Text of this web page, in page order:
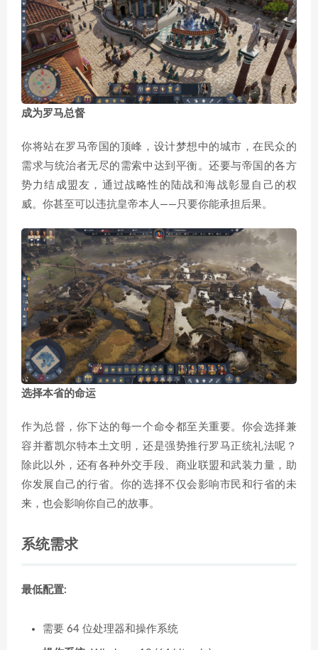
成为罗马总督
你将站在罗马帝国的顶峰，设计梦想中的城市，在民众的
需求与统治者无尽的需索中达到平衡。还要与帝国的各方
势力结成盟友，通过战略性的陆战和海战彰显自己的权
威。你甚至可以违抗皇帝本人——只要你能承担后果。
选择本省的命运
作为总督，你下达的每一个命令都至关重要。你会选择兼
容并蓄凯尔特本土文明，还是强势推行罗马正统礼法呢？
除此以外，还有各种外交手段、商业联盟和武装力量，助
你发展自己的行省。你的选择不仅会影响市民和行省的未
来，也会影响你自己的故事。
系统需求
最低配置:
需要 64 位处理器和操作系统